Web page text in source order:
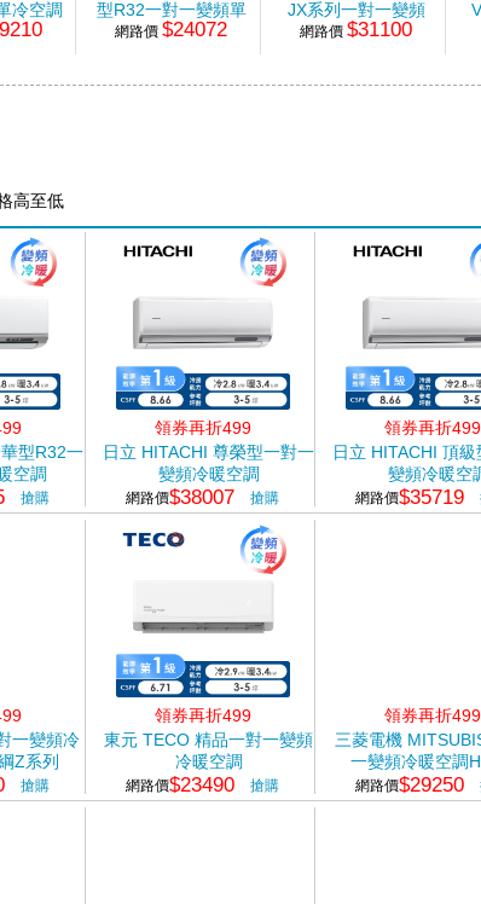
冷空調
型R32一對一變頻單
冷空調
網路價$24072
JX系列一對一變頻
單冷空調
網路價$31100
高至低
型R32一
空調
搶購
領券再折499
日立 HITACHI 尊榮型一對一
變頻冷暖空調
網路價$38007 搶購
領券再折499
日立 HITACHI 頂
變頻冷暖空
網路價$35719
一變頻冷
Z系列
搶購
領券再折499
東元 TECO 精品一對一變頻
冷暖空調
網路價$23490 搶購
領券再折499
三菱電機
一變頻冷暖空調
(R32)
網路價$29250